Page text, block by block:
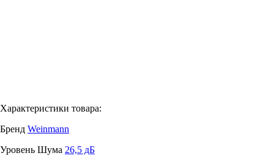
Характеристики товара:
Бренд Weinmann
Уровень Шума 26,5 дБ